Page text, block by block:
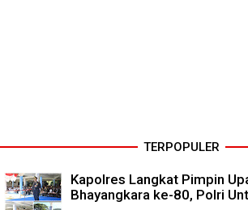
TERPOPULER
Kapolres Langkat Pimpin
Bhayangkara ke-80, Polri